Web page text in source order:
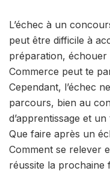
L’échec à un
peut être difficile à
préparation, échouer
Commerce peut te
Cependant, l’échec
parcours, bien au
d’apprentissage et
Que faire après un
Comment se relever
réussite la prochaine